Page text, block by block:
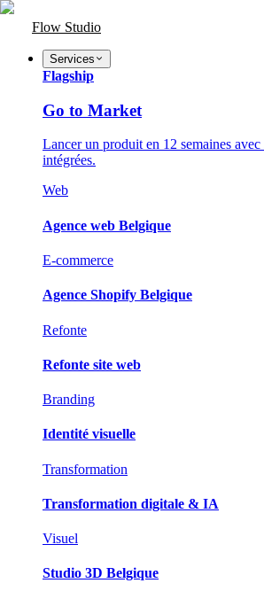
Flow Studio
Services
Flagship
Go to Market
Lancer un produit en 12 semaines
intégrées.
Web
Agence web Belgique
E-commerce
Agence Shopify Belgique
Refonte
Refonte site web
Branding
Identité visuelle
Transformation
Transformation digitale & IA
Visuel
Studio 3D Belgique